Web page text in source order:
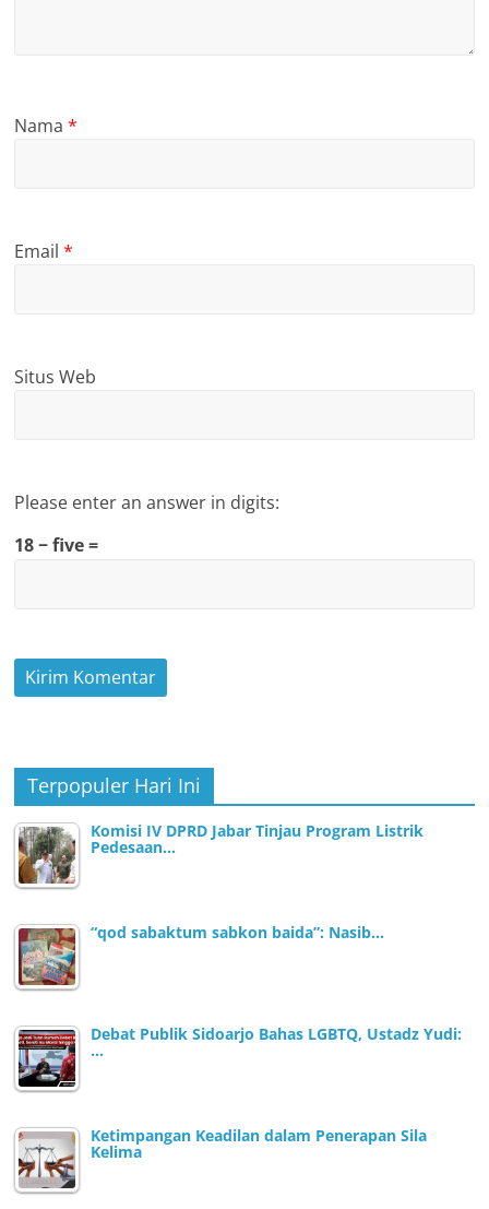
Nama*
Email*
Situs Web
Please enter an answer in digits:
18 − five =
Terpopuler Hari Ini
Komisi IV DPRD Jabar Tinjau Program Listrik
Pedesaan…
“qod sabaktum sabkon baida”: Nasib…
Debat Publik Sidoarjo Bahas LGBTQ, Ustadz Yudi:
…
Ketimpangan Keadilan dalam Penerapan Sila
Kelima